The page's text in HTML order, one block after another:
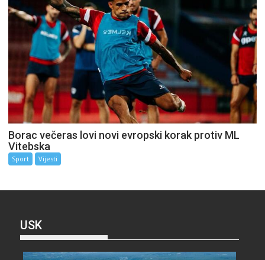
Borac večeras lovi novi evropski korak protiv ML
Vitebska
Sport Vijesti
USK